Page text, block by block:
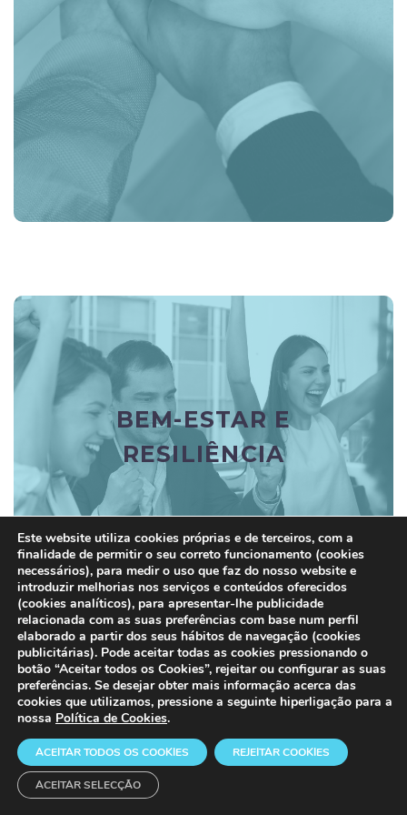
ideias, a inovação acontece.
À medida que nos esforçamos por causar impacto positivo,
acreditamos no poder de alargar a mudança de dentro
para fora, contribuindo para uma sociedade mais aberta e
inclusiva.
Acreditamos que a diversidade desempenhe um papel
crucial no sucesso do negócio, e é para isso que
trabalhamos diariamente, promovendo a diversidade e
inclusão através de uma rede de embaixadores.
BEM-ESTAR E
RESILIÊNCIA
BEM-ESTAR E
RESILIÊNCIA
Assumimos a responsabilidade, junto dos nossos
colaboradores, de potenciar o seu bem-estar e resiliência,
oferecendo um ambiente propício à criação de um
sentimento de pertença, onde todos se sentem
confortáveis e parte de um bem maior.
A SUSTENTABILIDADE DA
ORGANIZAÇÃO
A SUSTENTABILIDADE DA
ORGANIZAÇÃO
Assumir responsabilidades é um princípio fundamental da
cultura empresarial empreendedora da Connecta, seja
para com os colaboradores, para os clientes, para os
parceiros de negócio, para a sociedade, ou ambiente.
A nossa estratégia empresarial incorpora os princípios
Este website utiliza cookies próprias e de terceiros, com a
finalidade de permitir o seu correto funcionamento (cookies
necessários), para medir o uso que faz do nosso website e
introduzir melhorias nos serviços e conteúdos oferecidos
(cookies analíticos), para apresentar-lhe publicidade
relacionada com as suas preferências com base num perfil
elaborado a partir dos seus hábitos de navegação (cookies
publicitárias). Pode aceitar todas as cookies pressionando o
botão “Aceitar todos os Cookies”, rejeitar ou configurar as suas
preferências. Se desejar obter mais informação acerca das
cookies que utilizamos, pressione a seguinte hiperligação para a
nossa Política de Cookies.
ACEITAR TODOS OS COOKIES REJEITAR COOKIES
ACEITAR SELECÇÃO